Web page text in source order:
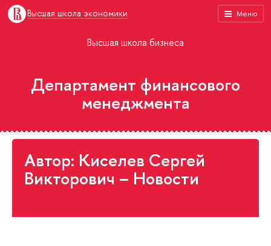
Меню
Высшая школа экономики
Высшая школа бизнеса
Департамент финансового
менеджмента
Автор: Киселев Сергей
Викторович – Новости